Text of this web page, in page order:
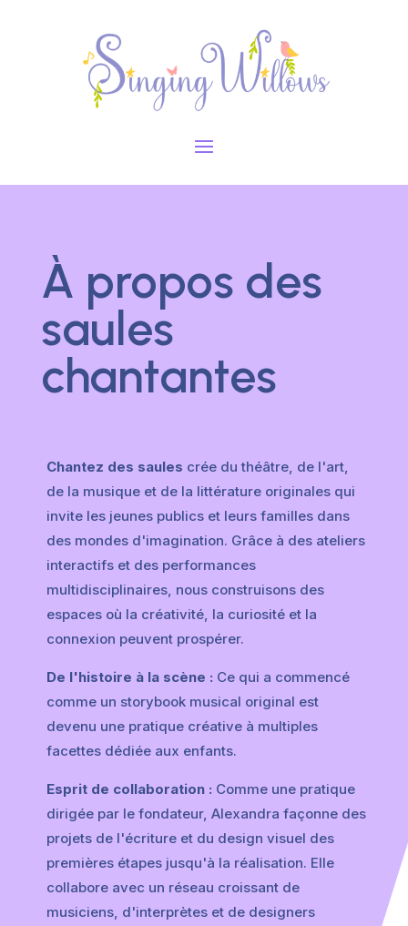
À propos des
saules
chantantes
Chantez des saules crée du théâtre, de l'art,
de la musique et de la littérature originales qui
invite les jeunes publics et leurs familles dans
des mondes d'imagination. Grâce à des ateliers
interactifs et des performances
multidisciplinaires, nous construisons des
espaces où la créativité, la curiosité et la
connexion peuvent prospérer.
De l'histoire à la scène : Ce qui a commencé
comme un storybook musical original est
devenu une pratique créative à multiples
facettes dédiée aux enfants.
Esprit de collaboration : Comme une pratique
dirigée par le fondateur, Alexandra façonne des
projets de l'écriture et du design visuel des
premières étapes jusqu'à la réalisation. Elle
collabore avec un réseau croissant de
musiciens, d'interprètes et de designers